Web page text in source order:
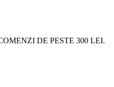
DE PESTE 300 LEI.